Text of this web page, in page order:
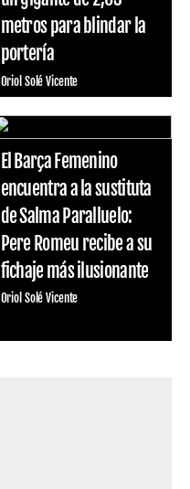
metros para blindar la
portería
Oriol Solé Vicente
El Barça Femenino
encuentra a la sustituta
de Salma Paralluelo:
Pere Romeu recibe a su
fichaje más ilusionante
Oriol Solé Vicente